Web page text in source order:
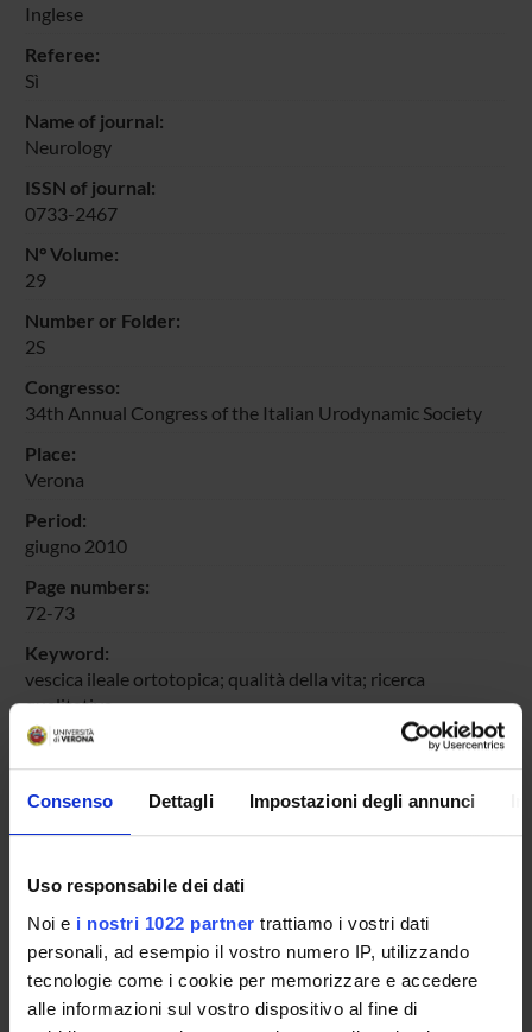
Consenso Dettagli Impostazioni degli annunci
Uso responsabile dei dati
Noi e i nostri 1022 partner trattiamo i vostri dati
personali, ad esempio il vostro numero IP, utilizzando
tecnologie come i cookie per memorizzare e accedere
alle informazioni sul vostro dispositivo al fine di
Inglese
Referee:
Sì
Name of journal:
Neurology
ISSN of journal:
0733-2467
N° Volume:
29
Number or Folder:
2S
Congresso:
34th Annual Congress of the Italian Urodynamic Society
Place:
Verona
Period:
giugno 2010
Page numbers:
72-73
Keyword:
vescica ileale ortotopica; qualità della vita; ricerca
qualitativa
Product ID:
57641
Handle IRIS:
11562/345520
Deposited On:
Last Modified:
November 9, 2022
Bibliographic citation: